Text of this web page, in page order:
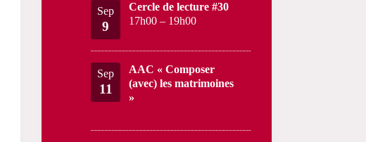
Sep
9
Cercle de lecture #30
17h00 – 19h00
Sep
11
AAC « Composer
(avec) les matrimoines
»